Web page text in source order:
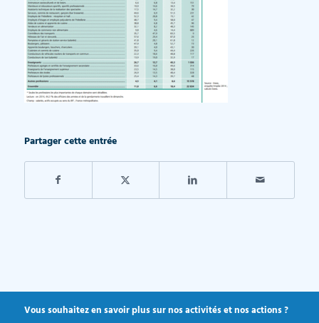
Partager cette entrée
Vous souhaitez en savoir plus sur nos activités et nos actions ?